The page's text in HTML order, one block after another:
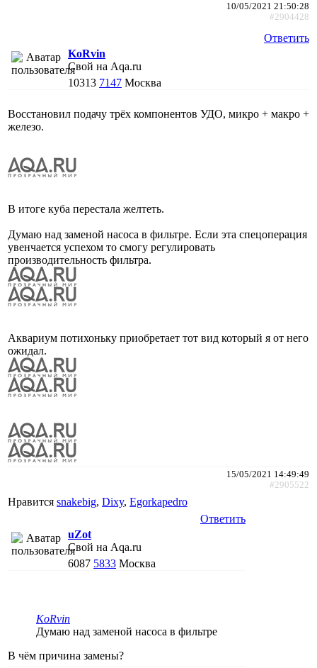
10/05/2021 21:50:28
#2904428
Ответить
KoRvin
Свой на Aqa.ru
10313 7147 Москва
Восстановил подачу трёх компонентов УДО, микро + макро +
железо.
В итоге куба перестала желтеть.
Думаю над заменой насоса в фильтре. Если эта спецоперация
увенчается успехом то смогу регулировать
производительность фильтра.
Аквариум потихоньку приобретает тот вид который я от него
ожидал.
15/05/2021 14:49:49
#2905522
Нравится snakebig, Dixy, Egorkapedro
Ответить
uZot
Свой на Aqa.ru
6087 5833 Москва
KoRvin
Думаю над заменой насоса в фильтре
В чём причина замены?